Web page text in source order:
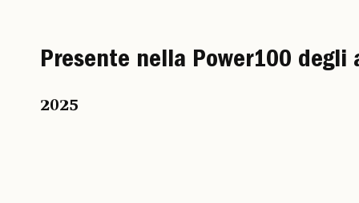
Presente nella Power100 degli
2025